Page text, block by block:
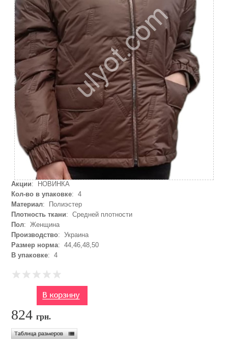
Акции: НОВИНКА
Кол-во в упаковке: 4
Материал: Полиэстер
Плотность ткани: Средней плотности
Пол: Женщина
Производство: Украина
Размер норма: 44,46,48,50
В упаковке: 4
824грн.